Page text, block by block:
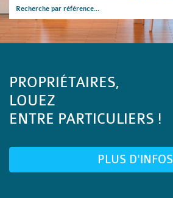
PROPRIÉTAIRES,
LOUEZ
ENTRE PARTICULIERS !
PLUS D'INFOS